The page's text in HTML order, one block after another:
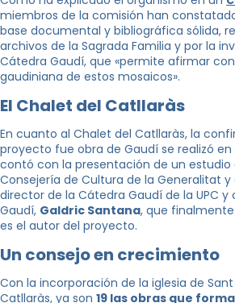
miembros de la comisión han
base documental y bibliográfica sólida,
archivos de la Sagrada Familia y por la
Cátedra Gaudí, que «permite afirmar
gaudiniana de estos mosaicos».
El Chalet del Catllaràs
En cuanto al Chalet del Catllaràs, la
proyecto fue obra de Gaudí se realizó
contó con la presentación de un estudio
Consejería de Cultura de la Generalitat y
director de la Cátedra Gaudí de la UPC y
Gaudí, Galdric Santana, que
es el autor del proyecto.
Un consejo en crecimiento
Con la incorporación de la iglesia de
Catllaràs, ya son 19 las obras que